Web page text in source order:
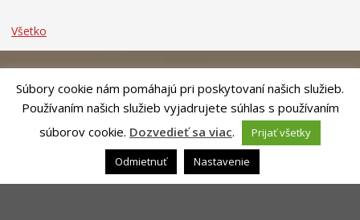
Všetko
Riešenie CITIO 2.0| Technický prevádzkovateľ – MVI Technology sk,
Správca webového sídla: Mesto Banská Bystrica, Československej
Súbory cookie nám pomáhajú pri poskytovaní našich služieb.
Používaním našich služieb vyjadrujete súhlas s používaním
súborov cookie. Dozvedieť sa viac.
Prijať všetky
Odmietnuť
Nastavenie